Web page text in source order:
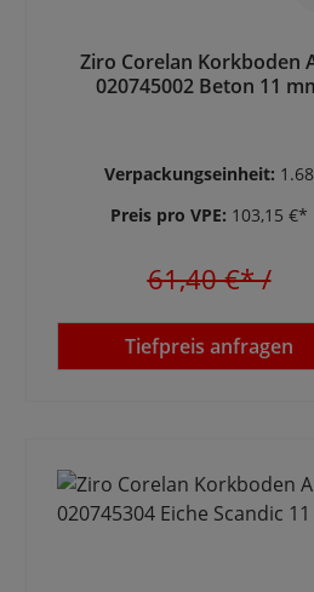
Ziro Corelan Korkboden
020745002 Beton 11
Verpackungseinheit: 1.68
Preis pro VPE: 103,15 €*
61,40 €*/
Tiefpreis anfragen